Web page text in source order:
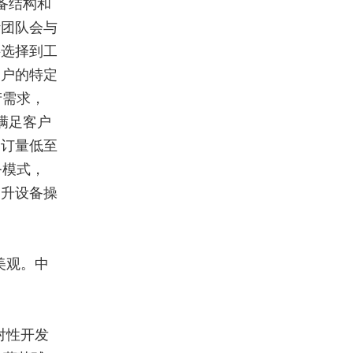
结构和
队会与
择到工
的特定
求，
足客户
量低至
式，
设备操
观。中
性开发